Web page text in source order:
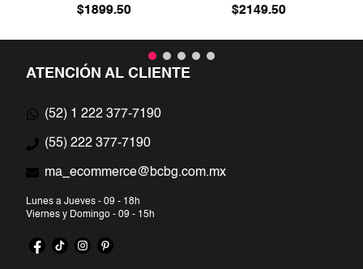
$1899.50 $2149.50
ATENCIÓN AL CLIENTE
(52) 1 222 377-7190
(55) 222 377-7190
ma_ecommerce@bcbg.com.mx
Lunes a Jueves - 09 - 18h
Viernes y Domingo - 09 - 15h